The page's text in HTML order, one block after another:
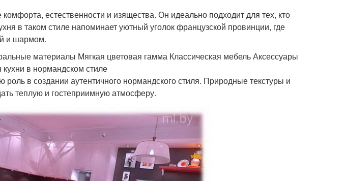
естественности и изящества. Он идеально подходит для тех, кто
в таком стиле напоминает уютный уголок французской провинции, где
и шармом.
материалы Мягкая цветовая гамма Классическая мебель Аксессуары
в нормандском стиле
в создании аутентичного нормандского стиля. Природные текстуры и
теплую и гостеприимную атмосферу.